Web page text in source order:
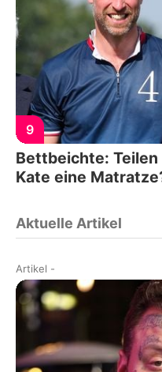
9
Bettbeichte: Teilen
Kate eine
Aktuelle Artikel
Artikel -